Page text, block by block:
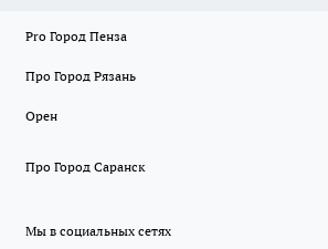
Pro Город Пенза
Про Город Рязань
Орен
Про Город Саранск
Мы в социальных сетях